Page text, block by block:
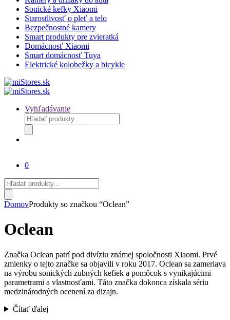
Sonické kefky Xiaomi
Starostlivosť o pleť a telo
Bezpečnostné kamery
Smart produkty pre zvieratká
Domácnosť Xiaomi
Smart domácnosť Tuya
Elektrické kolobežky a bicykle
Vyhľadávanie
Products
search
0
Products
search
DomovProdukty so značkou “Oclean”
Oclean
Značka Oclean patrí pod divíziu známej spoločnosti Xiaomi. Prvé
zmienky o tejto značke sa objavili v roku 2017. Oclean sa zameriava
na výrobu sonických zubných kefiek a pomôcok s vynikajúcimi
parametrami a vlastnosťami. Táto značka dokonca získala sériu
medzinárodných ocenení za dizajn.
Čítať ďalej